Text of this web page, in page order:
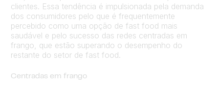
clientes. Essa tendência é impulsionada pela demanda
dos consumidores pelo que é frequentemente
percebido como uma opção de fast food mais
saudável e pelo sucesso das redes centradas em
frango, que estão superando o desempenho do
restante do setor de fast food.
Centradas em frango